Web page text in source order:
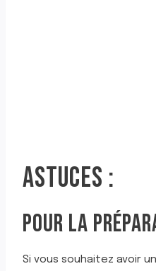
ASTUCES :
POUR LA
Si vous souhaitez avoir